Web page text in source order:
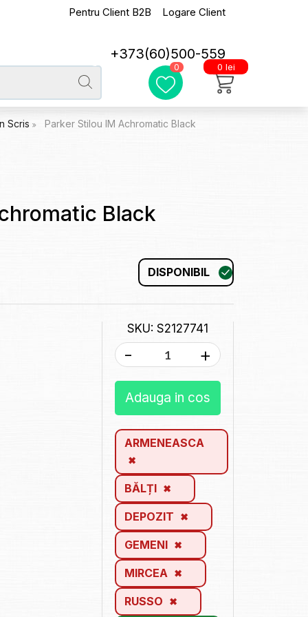
Pentru Client B2B Logare Client
+373(60)500-559
0 0 lei
Scris Parker Stilou IM Achromatic Black
Black
DISPONIBIL
SKU: S2127741
- +
Adauga in cos
ARMENEASCA
BĂLȚI
DEPOZIT
GEMENI
MIRCEA
RUSSO